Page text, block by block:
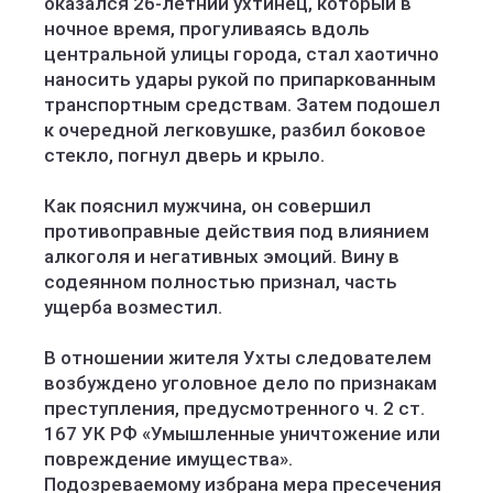
ночное время, прогуливаясь вдоль
центральной улицы города, стал хаотично
наносить удары рукой по припаркованным
транспортным средствам. Затем подошел
к очередной легковушке, разбил боковое
стекло, погнул дверь и крыло.
Как пояснил мужчина, он совершил
противоправные действия под влиянием
алкоголя и негативных эмоций. Вину в
содеянном полностью признал, часть
ущерба возместил.
В отношении жителя Ухты следователем
возбуждено уголовное дело по признакам
преступления, предусмотренного ч. 2 ст.
167 УК РФ «Умышленные уничтожение или
повреждение имущества».
Подозреваемому избрана мера пресечения